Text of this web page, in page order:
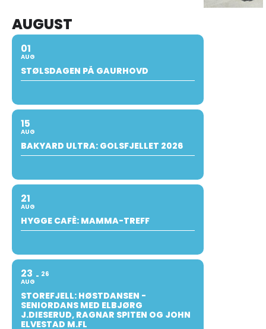
AUGUST
01
AUG
STØLSDAGEN PÅ GAURHOVD
15
AUG
BAKYARD ULTRA: GOLSFJELLET 2026
21
AUG
HYGGE CAFÈ: MAMMA-TREFF
23
AUG
26
STOREFJELL: HØSTDANSEN -
SENIORDANS MED ELBJØRG
J.DIESERUD, RAGNAR SPITEN OG JOHN
ELVESTAD M.FL